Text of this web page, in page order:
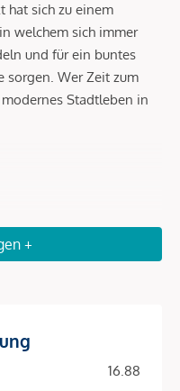
hat sich zu einem
welchem sich immer
und für ein buntes
sorgen. Wer Zeit zum
Stadtleben in
– Das RAY
Rundum-Service.
+
16.88